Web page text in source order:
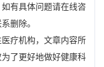
有具体问题请在线咨
删除。
疗机构，文章内容所
了更好地做好健康科